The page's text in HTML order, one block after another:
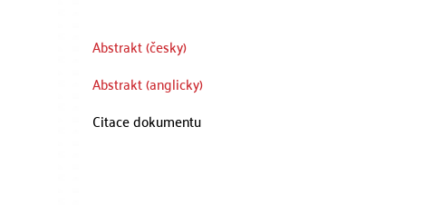
Abstrakt (česky)
Abstrakt (anglicky)
Citace dokumentu